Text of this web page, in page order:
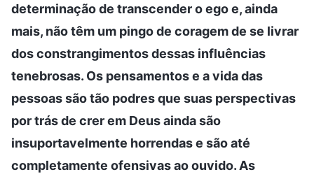
determinação de transcender o ego e, ainda
mais, não têm um pingo de coragem de se livrar
dos constrangimentos dessas influências
tenebrosas. Os pensamentos e a vida das
pessoas são tão podres que suas perspectivas
por trás de crer em Deus ainda são
insuportavelmente horrendas e são até
completamente ofensivas ao ouvido. As